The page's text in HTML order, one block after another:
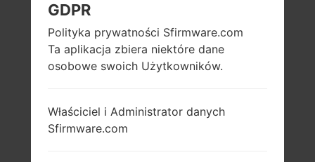
GDPR
Polityka prywatności Sfirmware.com
Ta aplikacja zbiera niektóre dane
osobowe swoich Użytkowników.
Właściciel i Administrator danych
Sfirmware.com